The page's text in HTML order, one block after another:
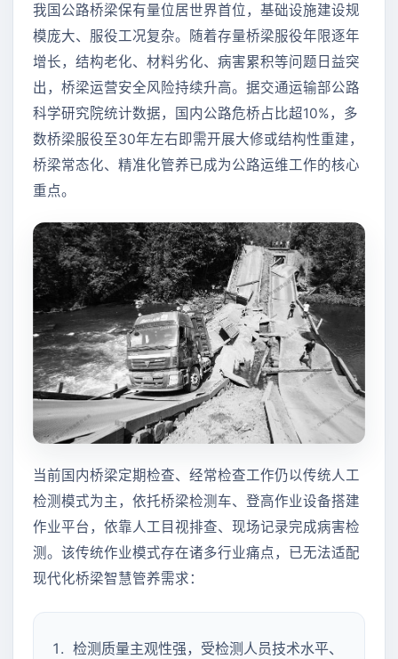
我国公路桥梁保有量位居世界首位，基础设施建设规
模庞大、服役工况复杂。随着存量桥梁服役年限逐年
增长，结构老化、材料劣化、病害累积等问题日益突
出，桥梁运营安全风险持续升高。据交通运输部公路
科学研究院统计数据，国内公路危桥占比超10%，多
数桥梁服役至30年左右即需开展大修或结构性重建，
桥梁常态化、精准化管养已成为公路运维工作的核心
重点。
当前国内桥梁定期检查、经常检查工作仍以传统人工
检测模式为主，依托桥梁检测车、登高作业设备搭建
作业平台，依靠人工目视排查、现场记录完成病害检
测。该传统作业模式存在诸多行业痛点，已无法适配
现代化桥梁智慧管养需求：
检测质量主观性强，受检测人员技术水平、